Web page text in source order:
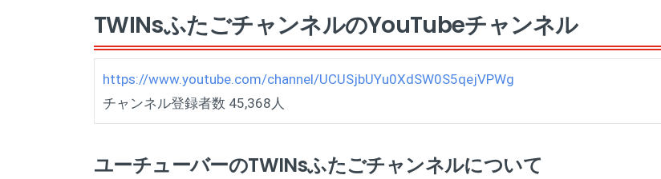
TWINsふたごチャンネルのYouTubeチャンネル
https://www.youtube.com/channel/UCUSjbUYu0XdSW0S5qejVPWg
チャンネル登録者数 45,368人
ユーチューバーのTWINsふたごチャンネルについて